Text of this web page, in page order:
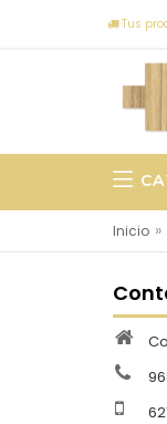
Tus
Inicio »